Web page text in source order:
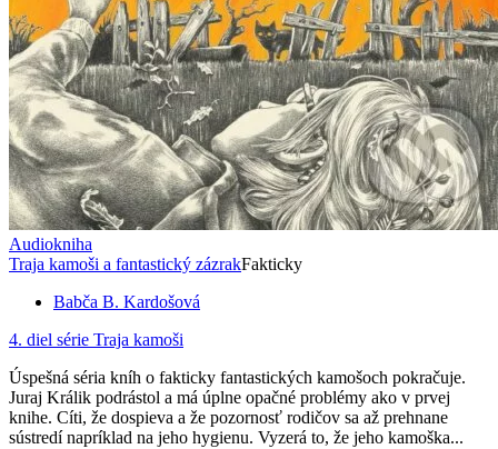
Audiokniha
Traja kamoši a fantastický zázrakFakticky
Babča B. Kardošová
4. diel série Traja kamoši
Úspešná séria kníh o fakticky fantastických kamošoch pokračuje.
Juraj Králik podrástol a má úplne opačné problémy ako v prvej
knihe. Cíti, že dospieva a že pozornosť rodičov sa až prehnane
sústredí napríklad na jeho hygienu. Vyzerá to, že jeho kamoška...